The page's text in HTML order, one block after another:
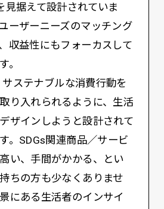
見据えて設計されていま
ーザーニーズのマッチング
収益性にもフォーカスして
。
ステナブルな消費行動を
り入れられるように、生活
ザインしようと設計されて
。SDGs関連商品／サービ
い、手間がかかる、とい
ちの方も少なくありませ
にある生活者のインサイ